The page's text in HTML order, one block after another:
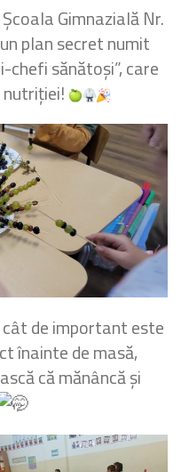
Gimnazială Nr.
plan secret numit
chefi sănătoși”, care
de important este
înainte de masă,
că mănâncă și